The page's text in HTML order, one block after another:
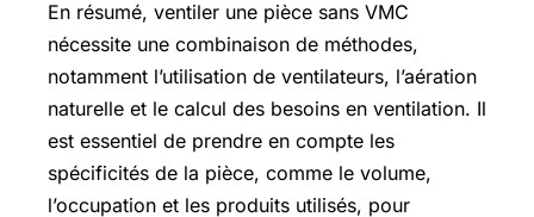
En résumé, ventiler une pièce sans VMC
nécessite une combinaison de méthodes,
notamment l’utilisation de ventilateurs, l’aération
naturelle et le calcul des besoins en ventilation. Il
est essentiel de prendre en compte les
spécificités de la pièce, comme le volume,
l’occupation et les produits utilisés, pour